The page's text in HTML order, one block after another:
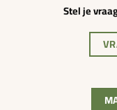
Stel je